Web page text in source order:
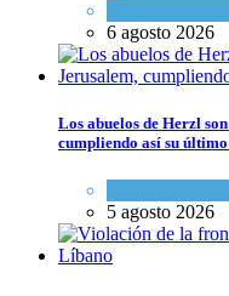
6 agosto 2026
Los abuelos de Herzl
cumpliendo así su último
5 agosto 2026